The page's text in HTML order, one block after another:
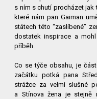
s ním s chutí procházet jak
které nám pan Gaiman
státech této “zaslíbené”
dostatek inspirace a
příběh.
Co se týče obsahu, je
začátku potká pana
strážce za velmi slušné
a Stínova žena je stejně